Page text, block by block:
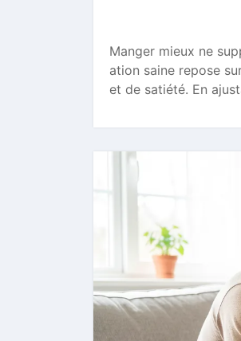
Manger mieux ne
ation saine repose
et de satiété. En